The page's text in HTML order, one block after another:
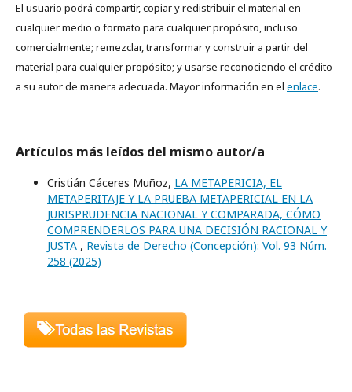
El usuario podrá compartir, copiar y redistribuir el material en
cualquier medio o formato para cualquier propósito, incluso
comercialmente; remezclar, transformar y construir a partir del
material para cualquier propósito; y usarse reconociendo el crédito
a su autor de manera adecuada. Mayor información en el enlace.
Artículos más leídos del mismo autor/a
Cristián Cáceres Muñoz, LA METAPERICIA, EL
METAPERITAJE Y LA PRUEBA METAPERICIAL EN LA
JURISPRUDENCIA NACIONAL Y COMPARADA, CÓMO
COMPRENDERLOS PARA UNA DECISIÓN RACIONAL Y
JUSTA , Revista de Derecho (Concepción): Vol. 93 Núm.
258 (2025)